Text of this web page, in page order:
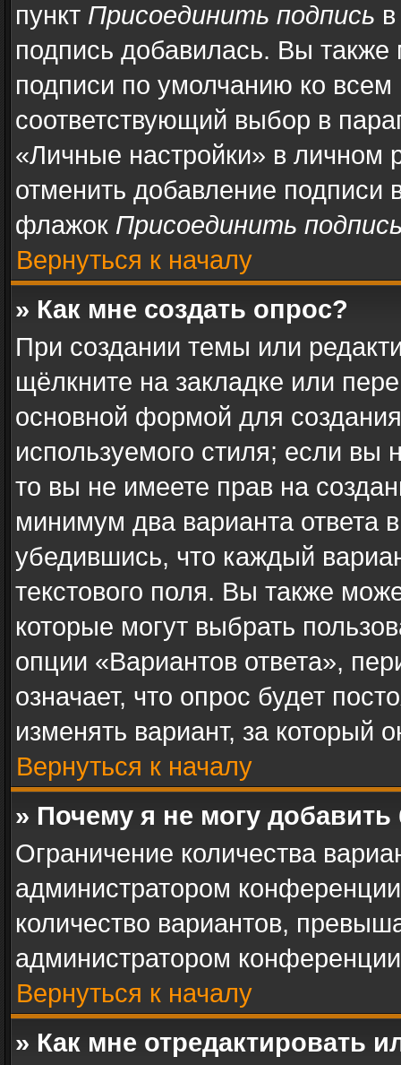
пункт Присоединить подпись
подпись добавилась. Вы
подписи по умолчанию ко
соответствующий выбор в
«Личные настройки» в личном
отменить добавление
флажок Присоединить
Вернуться к началу
» Как мне создать опрос?
При создании темы или
щёлкните на закладке или
основной формой для
используемого стиля; если вы
то вы не имеете прав на
минимум два варианта ответа
убедившись, что каждый
текстового поля. Вы также
которые могут выбрать
опции «Вариантов ответа»,
означает, что опрос будет
изменять вариант, за который
Вернуться к началу
» Почему я не могу
Ограничение количества
администратором
количество вариантов,
администратором
Вернуться к началу
» Как мне отредактировать